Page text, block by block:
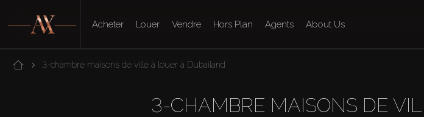
Acheter Louer Vendre Hors Plan Agents About Us
3-chambre maisons de ville à louer à Dubailand
3-CHAMBRE MAISONS DE